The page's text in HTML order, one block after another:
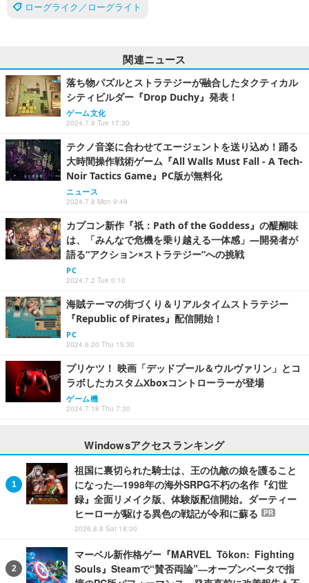
ローグライク／ローグライト
関連ニュース
落ち物パズルとストラテジーが融合したタクティカル
シティビルダー『Drop Duchy』発表！
ゲーム文化
2024.7.9 Tue 17:30
テクノ音楽に合わせてエージェントを送り込め！踊る
大時間操作戦術ゲーム『All Walls Must Fall - A Tech-
Noir Tactics Game』PC版が無料化
ニュース
2024.7.8 Mon 9:49
カプコン新作『祇：Path of the Goddess』の醍醐味
は、「みんなで危機を乗り越える一体感」―開発者が
語る“アクション×ストラテジー”への挑戦
PC
2024.7.2 Tue 0:10
海賊テーマの街づくり＆リアルタイムストラテジー
『Republic of Pirates』配信開始！
PC
2024.6.20 Thu 15:30
プリケツ！ 映画「デッドプール＆ウルヴァリン」とコ
ラボしたカスタムXboxコントローラーが登場
ゲーム機
2024.7.18 Thu 7:30
Windowsアクセスランキング
祖国に裏切られた騎士は、王の仇敵の娘を護ること
になった―1998年の海外SRPG不朽の名作『幻世
録』全面リメイク版、体験版配信開始。ダーティー
ヒーローが駆ける異色の戦記が令和に蘇る
PR
2026.8.8 Sat 18:00
マーベル新作格ゲー『MARVEL Tōkon: Fighting
Souls』Steamで“賛否両論”―オープンベータで指